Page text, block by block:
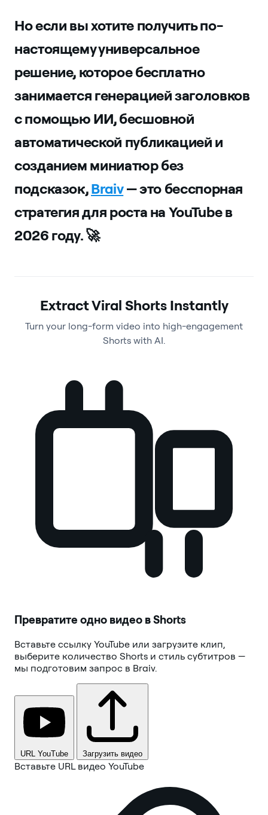
Но если вы хотите получить по-
настоящему универсальное
решение, которое бесплатно
занимается генерацией заголовков
с помощью ИИ, бесшовной
автоматической публикацией и
созданием миниатюр без
подсказок,Braiv— это бесспорная
стратегия для роста на YouTube в
2026 году. 🚀
Extract Viral Shorts Instantly
Turn your long-form video into high-engagement
Shorts with AI.
Превратите одно видео в Shorts
Вставьте ссылку YouTube или загрузите клип,
выберите количество Shorts и стиль субтитров —
мы подготовим запрос в Braiv.
URL YouTube Загрузить видео
Вставьте URL видео YouTube